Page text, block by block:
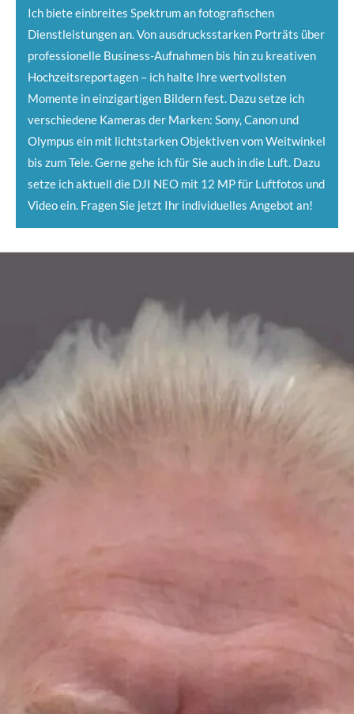
Ich biete einbreites Spektrum an fotografischen
Dienstleistungen an. Von ausdrucksstarken Porträts über
professionelle Business-Aufnahmen bis hin zu kreativen
Hochzeitsreportagen – ich halte Ihre wertvollsten
Momente in einzigartigen Bildern fest. Dazu setze ich
verschiedene Kameras der Marken: Sony, Canon und
Olympus ein mit lichtstarken Objektiven vom Weitwinkel
bis zum Tele. Gerne gehe ich für Sie auch in die Luft. Dazu
setze ich aktuell die DJI NEO mit 12 MP für Luftfotos und
Video ein. Fragen Sie jetzt Ihr individuelles Angebot an!